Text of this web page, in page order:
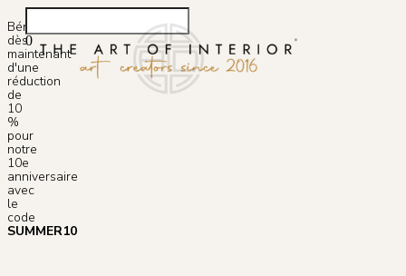
Bénéficiez
dès
maintenant
d'une
réduction
de
10
%
pour
notre
10e
anniversaire
avec
le
code
SUMMER10
0